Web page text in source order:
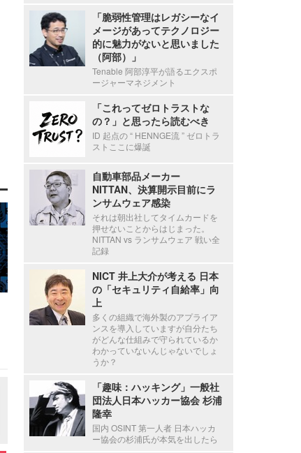
「脆弱性管理はレガシーなイ
メージがあってテクノロジー
的に魅力がないと思いました
（阿部）」
Tenable 阿部淳平が語るエクスポ
ージャーマネジメント
「これってゼロトラストな
の？」と思ったら読むべき
ID 起点の “ HENNGE流 ” ゼロトラ
ストここに爆誕
自動車部品メーカー
NITTAN、決算開示目前にラ
ンサムウェア感染
それは朝出社してタイムカードを
押せないことからはじまった。
NITTAN vs ランサムウェア 戦い全
記録
NICT 井上大介が考える 日本
の「セキュリティ自給率」向
上
多くの組織で海外製のアプライア
ンスを導入していますが自分たち
がどんな仕組みで守られているか
わかっていないんじゃないでしょ
うか？
「趣味：ハッキング」一般社
団法人日本ハッカー協会 杉浦
隆幸
国内 OSINT 第一人者 日本ハッカ
ー協会の杉浦氏が本気を出したら